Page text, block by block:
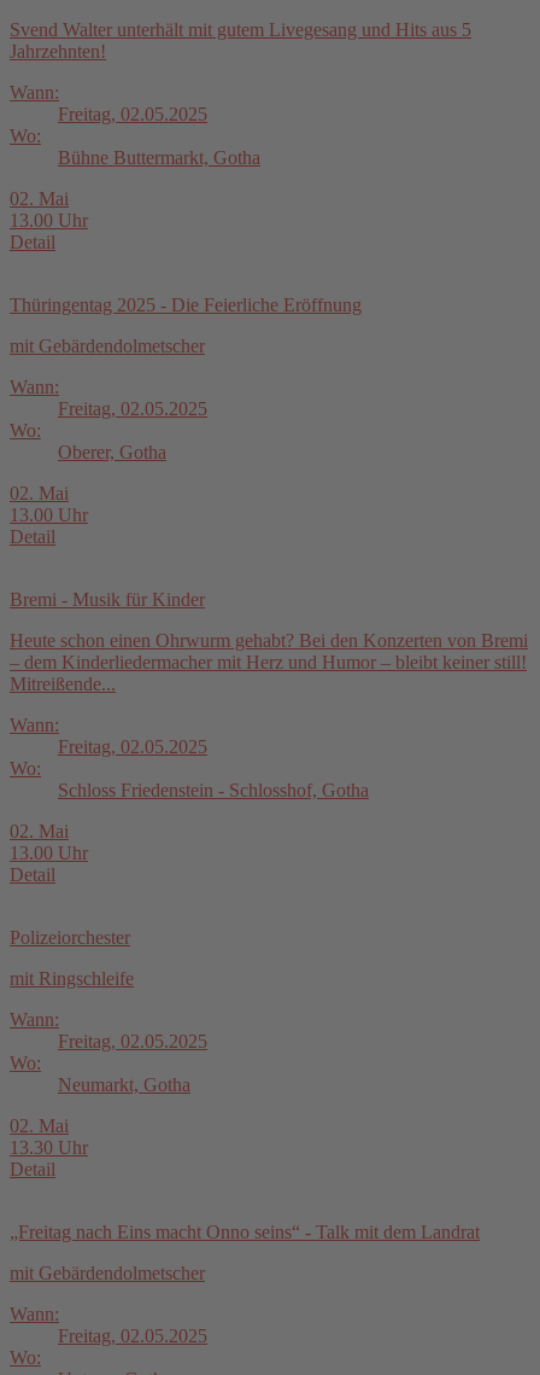
Svend Walter unterhält mit gutem Livegesang und Hits aus 5
Jahrzehnten!
Wann:
Freitag, 02.05.2025
Wo:
Bühne Buttermarkt, Gotha
02. Mai
13.00 Uhr
Detail
Thüringentag 2025 - Die Feierliche Eröffnung
mit Gebärdendolmetscher
Wann:
Freitag, 02.05.2025
Wo:
Oberer, Gotha
02. Mai
13.00 Uhr
Detail
Bremi - Musik für Kinder
Heute schon einen Ohrwurm gehabt? Bei den Konzerten von Bremi
– dem Kinderliedermacher mit Herz und Humor – bleibt keiner still!
Mitreißende...
Wann:
Freitag, 02.05.2025
Wo:
Schloss Friedenstein - Schlosshof, Gotha
02. Mai
13.00 Uhr
Detail
Polizeiorchester
mit Ringschleife
Wann:
Freitag, 02.05.2025
Wo:
Neumarkt, Gotha
02. Mai
13.30 Uhr
Detail
„Freitag nach Eins macht Onno seins“ - Talk mit dem Landrat
mit Gebärdendolmetscher
Wann:
Freitag, 02.05.2025
Wo: